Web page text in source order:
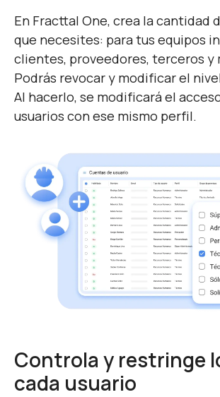
En Fracttal One, crea la cantidad
que necesites: para tus equipos
clientes, proveedores, terceros y
Podrás revocar y modificar el
Al hacerlo, se modificará el
usuarios con ese mismo perfil.
Controla y restringe
cada usuario